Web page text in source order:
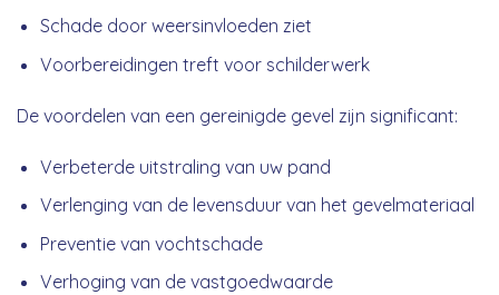
Schade door weersinvloeden ziet
Voorbereidingen treft voor schilderwerk
De voordelen van een gereinigde gevel zijn significant:
Verbeterde uitstraling van uw pand
Verlenging van de levensduur van het gevelmateriaal
Preventie van vochtschade
Verhoging van de vastgoedwaarde